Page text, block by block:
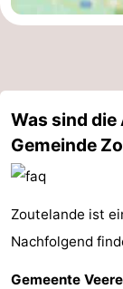
Was sind
Gemeinde
Zoutelande ist
Nachfolgend
Gemeente Veere